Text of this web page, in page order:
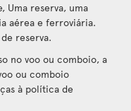
Uma reserva, uma
aérea e ferroviária.
reserva.
no voo ou comboio, a
ou comboio
à política de